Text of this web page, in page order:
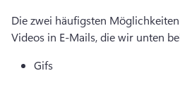
Die zwei häufigsten
Videos in E-Mails, die wir unten
Gifs